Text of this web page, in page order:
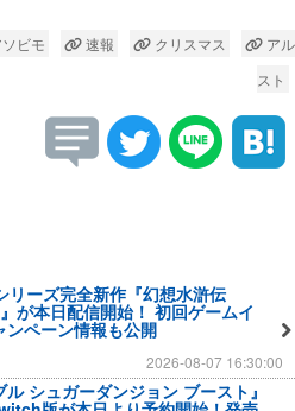
ビモ 速報 クリスマス
アル
スト
リーズ完全新作『幻想水滸伝
が本日配信開始！ 初回ゲームイ
ンペーン情報も公開
2026-08-07 16:30:00
ル シュガーダンジョン ブースト』